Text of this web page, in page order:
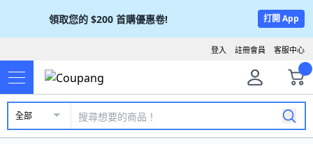
領取您的 $200 首購優惠卷! 打開 App
客服中心
註冊會員
登入
全部